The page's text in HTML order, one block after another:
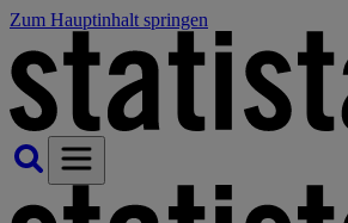
Zum Hauptinhalt springen